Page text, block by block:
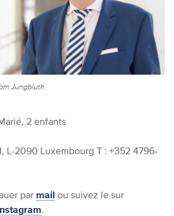
Jungbluth
2 enfants
L-2090 Luxembourg T : +352 4796-
par mail ou suivez le sur
.